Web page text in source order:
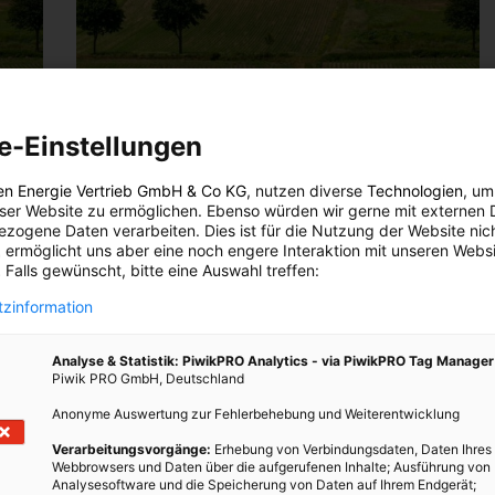
Rote Rosen und grüne Schokolade
12. FEBRUAR 2010 VONENERGIELEBEN REDAKTION
Kommenden Sonntag ist Valentinstag. Für die einen ist
der 14. Februar nur ein Feiertag für den Blumenhandel,
die anderen verwöhnen ihre Liebsten ganz besonders.
Wir sagen: Kleine Aufmerksamkeiten machen Freude,
BEITRAG ANSEHEN
TEILEN
Einstellungen
Energie Vertrieb GmbH & Co KG, nutzen diverse Technologien,
Website zu ermöglichen. Ebenso würden wir gerne mit externen
Daten verarbeiten. Dies ist für die Nutzung der Website
ermöglicht uns aber eine noch engere Interaktion mit unseren
Falls gewünscht, bitte eine Auswahl treffen:
Analyse & Statistik: PiwikPRO Analytics - via PiwikPRO Tag Manager
Piwik PRO GmbH, Deutschland
Anonyme Auswertung zur Fehlerbehebung und Weiterentwicklung
Verarbeitungsvorgänge: Erhebung von Verbindungsdaten, Daten Ihres
Webbrowsers und Daten über die aufgerufenen Inhalte; Ausführung von
Analysesoftware und die Speicherung von Daten auf Ihrem Endgerät;